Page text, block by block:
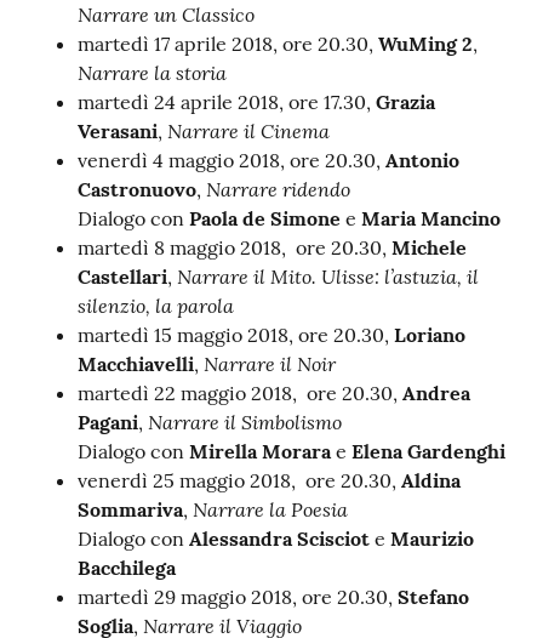
Catalogo
on line
Eventi
Chiedi al
bibliotecario
Narrare un Classico
martedì 17 aprile 2018, ore 20.30, WuMing 2,
Narrare la storia
martedì 24 aprile 2018, ore 17.30, Grazia
Verasani, Narrare il Cinema
venerdì 4 maggio 2018, ore 20.30, Antonio
Castronuovo, Narrare ridendo
Dialogo con Paola de Simone e Maria Mancino
martedì 8 maggio 2018, ore 20.30, Michele
Castellari, Narrare il Mito. Ulisse: l’astuzia, il
silenzio, la parola
martedì 15 maggio 2018, ore 20.30, Loriano
Macchiavelli, Narrare il Noir
martedì 22 maggio 2018, ore 20.30, Andrea
Pagani, Narrare il Simbolismo
Dialogo con Mirella Morarae Elena Gardenghi
venerdì 25 maggio 2018, ore 20.30, Aldina
Sommariva, Narrare la Poesia
Dialogo con Alessandra Scisciot e Maurizio
Bacchilega
martedì 29 maggio 2018, ore 20.30, Stefano
Soglia, Narrare il Viaggio